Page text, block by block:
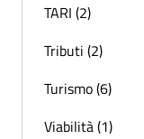
TARI (2)
Tributi (2)
Turismo (6)
Viabilità (1)